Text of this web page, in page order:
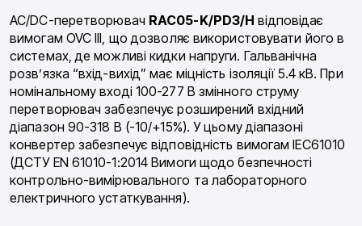
AC/DC-перетворювач RAC05-K/PD3/H відповідає
вимогам OVC III, що дозволяє використовувати його в
системах, де можливі кидки напруги. Гальванічна
розв’язка “вхід-вихід” має міцність ізоляції 5.4 кВ. При
номінальному вході 100-277 В змінного струму
перетворювач забезпечує розширений вхідний
діапазон 90-318 В (-10/+15%). У цьому діапазоні
конвертер забезпечує відповідність вимогам IEC61010
(ДСТУ EN 61010-1:2014 Вимоги щодо безпечності
контрольно-вимірювального та лабораторного
електричного устаткування).